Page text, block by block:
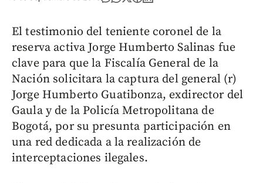
El testimonio del teniente coronel de la
reserva activa Jorge Humberto Salinas fue
clave para que la Fiscalía General de la
Nación solicitara la captura del general (r)
Jorge Humberto Guatibonza, exdirector del
Gaula y de la Policía Metropolitana de
Bogotá, por su presunta participación en
una red dedicada a la realización de
interceptaciones ilegales.